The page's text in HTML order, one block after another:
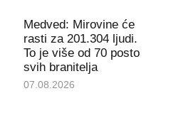
Medved: Mirovine će
rasti za 201.304 ljudi.
To je više od 70 posto
svih branitelja
07.08.2026